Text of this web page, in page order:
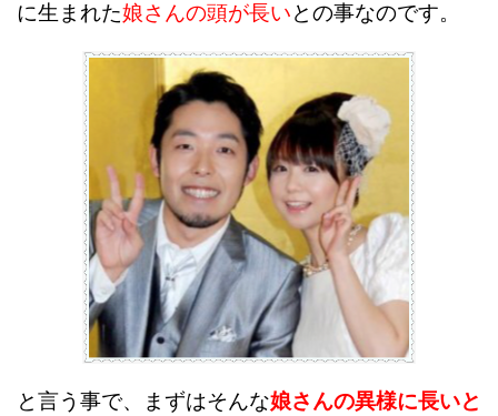
に生まれた娘さんの頭が長いとの事なのです。
と言う事で、まずはそんな娘さんの異様に長いと